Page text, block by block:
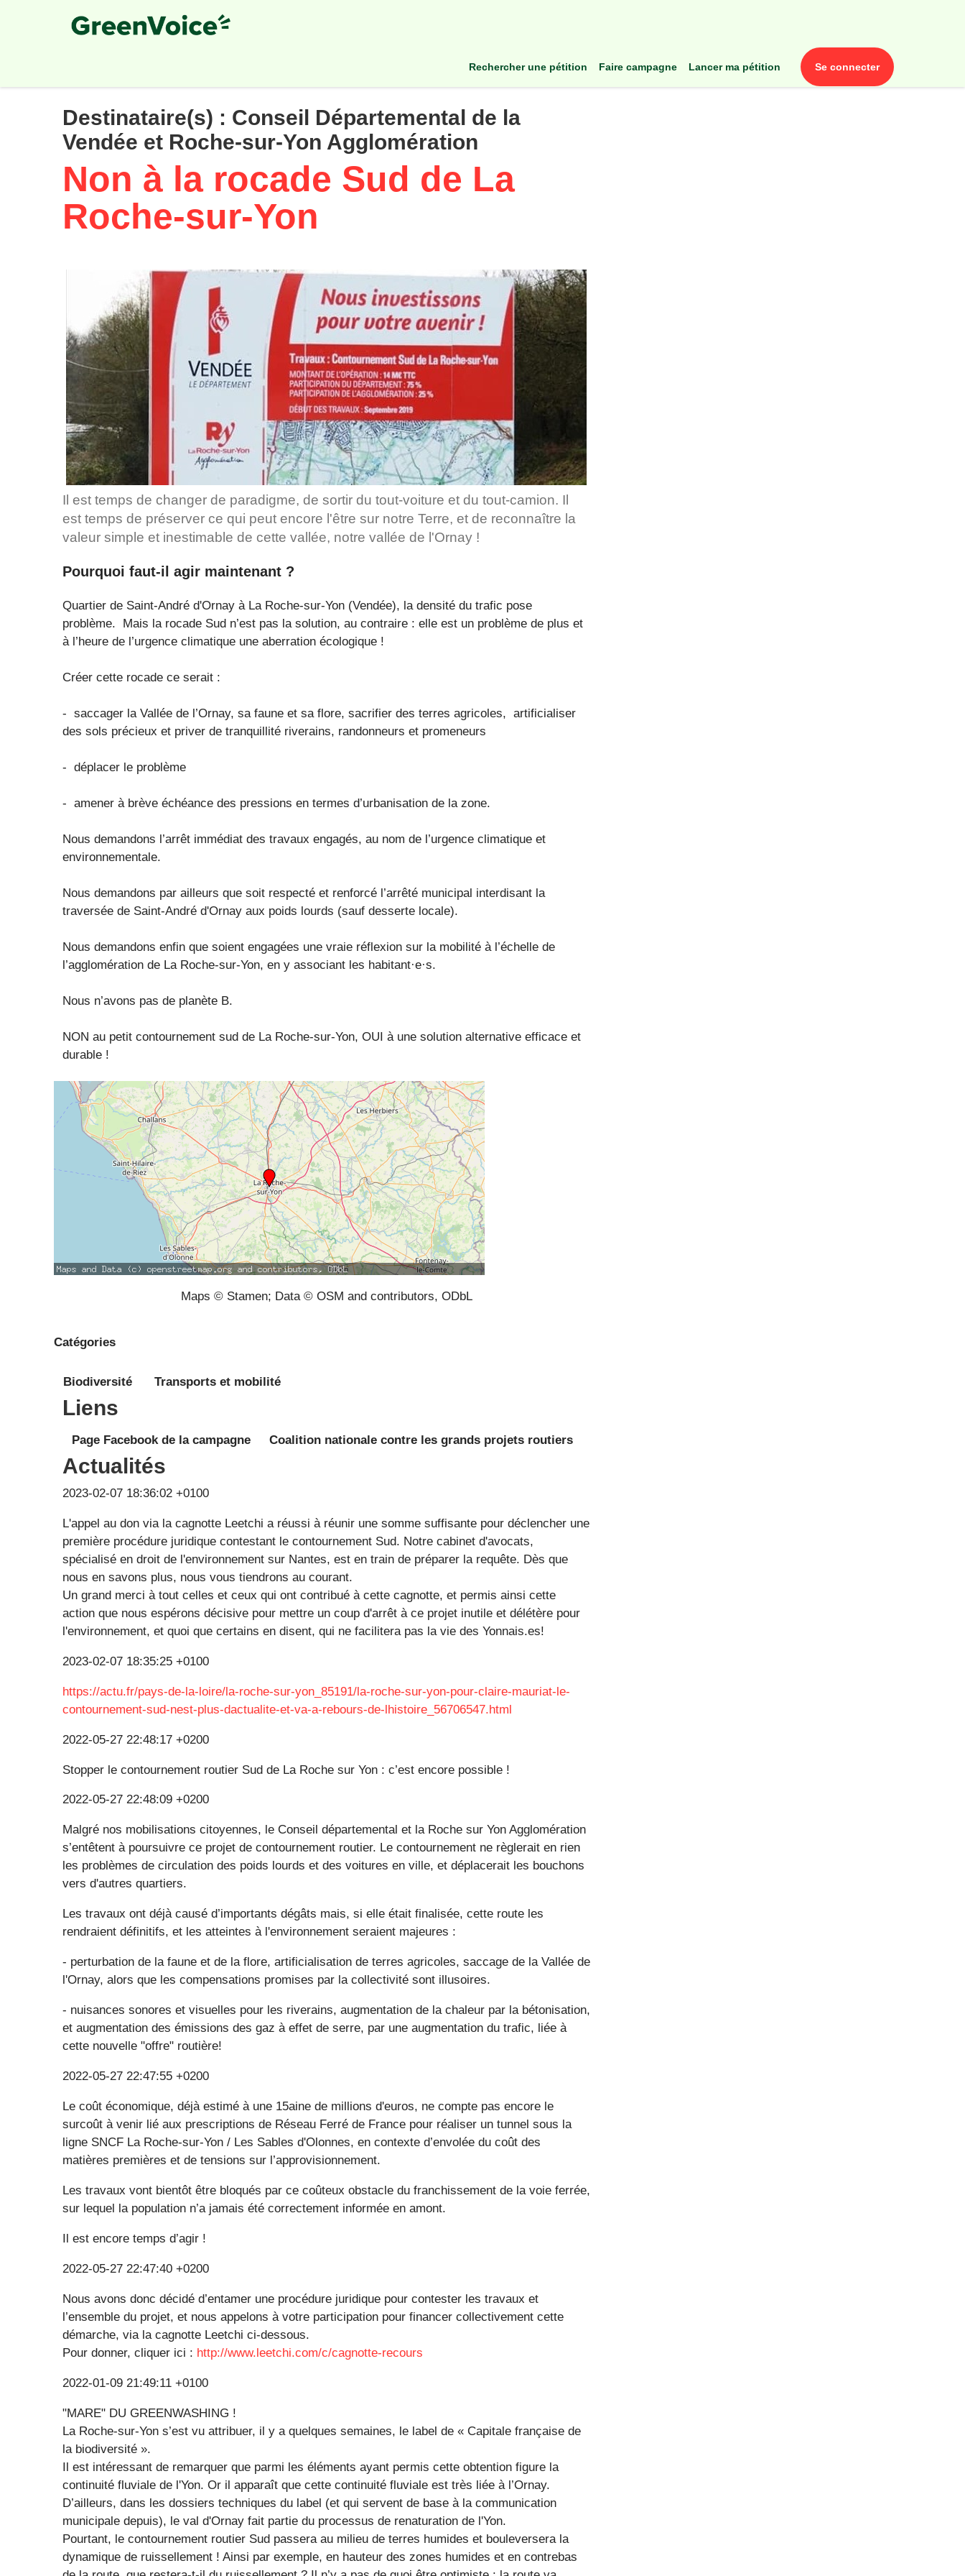
rechercher une pétition faire campagne lancer ma pétition se connecter
Destinataire(s) : Conseil Départemental de la
Vendée et Roche-sur-Yon Agglomération
Non à la rocade Sud de La
Roche-sur-Yon
Il est temps de changer de paradigme, de sortir du tout-voiture et du tout-camion. Il
est temps de préserver ce qui peut encore l'être sur notre Terre, et de reconnaître la
valeur simple et inestimable de cette vallée, notre vallée de l'Ornay !
Pourquoi faut-il agir maintenant ?
Quartier de Saint-André d'Ornay à La Roche-sur-Yon (Vendée), la densité du trafic pose
problème. Mais la rocade Sud n’est pas la solution, au contraire : elle est un problème de plus et
à l’heure de l’urgence climatique une aberration écologique !
Créer cette rocade ce serait :
- saccager la Vallée de l’Ornay, sa faune et sa flore, sacrifier des terres agricoles, artificialiser
des sols précieux et priver de tranquillité riverains, randonneurs et promeneurs
- déplacer le problème
- amener à brève échéance des pressions en termes d’urbanisation de la zone.
Nous demandons l’arrêt immédiat des travaux engagés, au nom de l’urgence climatique et
environnementale.
Nous demandons par ailleurs que soit respecté et renforcé l’arrêté municipal interdisant la
traversée de Saint-André d'Ornay aux poids lourds (sauf desserte locale).
Nous demandons enfin que soient engagées une vraie réflexion sur la mobilité à l’échelle de
l’agglomération de La Roche-sur-Yon, en y associant les habitant·e·s.
Nous n’avons pas de planète B.
NON au petit contournement sud de La Roche-sur-Yon, OUI à une solution alternative efficace et
durable !
Maps © Stamen; Data © OSM and contributors, ODbL
Catégories
Biodiversité Transports et mobilité
Liens
Page Facebook de la campagne Coalition nationale contre les grands projets routiers
Actualités
2023-02-07 18:36:02 +0100
L'appel au don via la cagnotte Leetchi a réussi à réunir une somme suffisante pour déclencher une
première procédure juridique contestant le contournement Sud. Notre cabinet d'avocats,
spécialisé en droit de l'environnement sur Nantes, est en train de préparer la requête. Dès que
nous en savons plus, nous vous tiendrons au courant.
Un grand merci à tout celles et ceux qui ont contribué à cette cagnotte, et permis ainsi cette
action que nous espérons décisive pour mettre un coup d'arrêt à ce projet inutile et délétère pour
l'environnement, et quoi que certains en disent, qui ne facilitera pas la vie des Yonnais.es!
2023-02-07 18:35:25 +0100
https://actu.fr/pays-de-la-loire/la-roche-sur-yon_85191/la-roche-sur-yon-pour-claire-mauriat-le-
contournement-sud-nest-plus-dactualite-et-va-a-rebours-de-lhistoire_56706547.html
2022-05-27 22:48:17 +0200
Stopper le contournement routier Sud de La Roche sur Yon : c’est encore possible !
2022-05-27 22:48:09 +0200
Malgré nos mobilisations citoyennes, le Conseil départemental et la Roche sur Yon Agglomération
s’entêtent à poursuivre ce projet de contournement routier. Le contournement ne règlerait en rien
les problèmes de circulation des poids lourds et des voitures en ville, et déplacerait les bouchons
vers d'autres quartiers.
Les travaux ont déjà causé d’importants dégâts mais, si elle était finalisée, cette route les
rendraient définitifs, et les atteintes à l'environnement seraient majeures :
- perturbation de la faune et de la flore, artificialisation de terres agricoles, saccage de la Vallée de
l'Ornay, alors que les compensations promises par la collectivité sont illusoires.
- nuisances sonores et visuelles pour les riverains, augmentation de la chaleur par la bétonisation,
et augmentation des émissions des gaz à effet de serre, par une augmentation du trafic, liée à
cette nouvelle "offre" routière!
2022-05-27 22:47:55 +0200
Le coût économique, déjà estimé à une 15aine de millions d'euros, ne compte pas encore le
surcoût à venir lié aux prescriptions de Réseau Ferré de France pour réaliser un tunnel sous la
ligne SNCF La Roche-sur-Yon / Les Sables d'Olonnes, en contexte d’envolée du coût des
matières premières et de tensions sur l’approvisionnement.
Les travaux vont bientôt être bloqués par ce coûteux obstacle du franchissement de la voie ferrée,
sur lequel la population n’a jamais été correctement informée en amont.
Il est encore temps d’agir !
2022-05-27 22:47:40 +0200
Nous avons donc décidé d’entamer une procédure juridique pour contester les travaux et
l’ensemble du projet, et nous appelons à votre participation pour financer collectivement cette
démarche, via la cagnotte Leetchi ci-dessous.
Pour donner, cliquer ici : http://www.leetchi.com/c/cagnotte-recours
2022-01-09 21:49:11 +0100
"MARE" DU GREENWASHING !
La Roche-sur-Yon s’est vu attribuer, il y a quelques semaines, le label de « Capitale française de
la biodiversité ».
Il est intéressant de remarquer que parmi les éléments ayant permis cette obtention figure la
continuité fluviale de l'Yon. Or il apparaît que cette continuité fluviale est très liée à l’Ornay.
D’ailleurs, dans les dossiers techniques du label (et qui servent de base à la communication
municipale depuis), le val d'Ornay fait partie du processus de renaturation de l'Yon.
Pourtant, le contournement routier Sud passera au milieu de terres humides et bouleversera la
dynamique de ruissellement ! Ainsi par exemple, en hauteur des zones humides et en contrebas